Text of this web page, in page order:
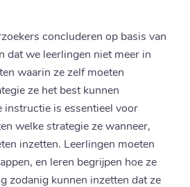
concluderen op basis van
dat we leerlingen niet meer in
waarin ze zelf moeten
ze het best kunnen
instructie is essentieel voor
welke strategie ze wanneer,
inzetten. Leerlingen moeten
en leren begrijpen hoe ze
zodanig kunnen inzetten dat ze